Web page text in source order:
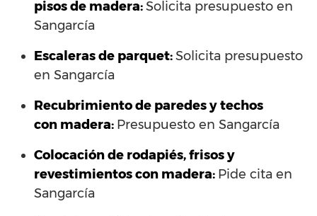
pisos de madera:Solicita presupuesto en
Sangarcía
Escaleras de parquet:Solicita presupuesto
en Sangarcía
Recubrimiento de paredes y techos
con madera: Presupuesto en Sangarcía
Colocación de rodapiés, frisos y
revestimientos con madera: Pide cita en
Sangarcía